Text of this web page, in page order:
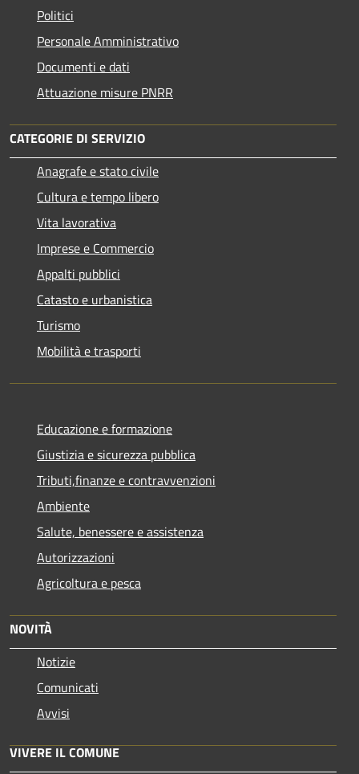
Politici
Personale Amministrativo
Documenti e dati
Attuazione misure PNRR
CATEGORIE DI SERVIZIO
Anagrafe e stato civile
Cultura e tempo libero
Vita lavorativa
Imprese e Commercio
Appalti pubblici
Catasto e urbanistica
Turismo
Mobilità e trasporti
Educazione e formazione
Giustizia e sicurezza pubblica
Tributi,finanze e contravvenzioni
Ambiente
Salute, benessere e assistenza
Autorizzazioni
Agricoltura e pesca
NOVITÀ
Notizie
Comunicati
Avvisi
VIVERE IL COMUNE